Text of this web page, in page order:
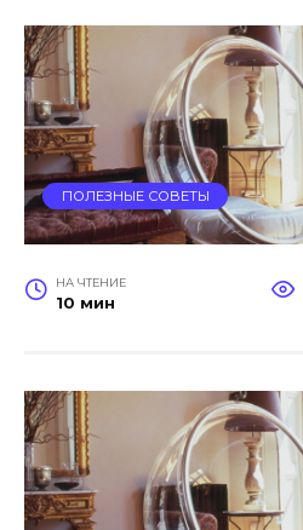
ПОЛЕЗНЫЕ СОВЕТЫ
НА ЧТЕНИЕ
10 мин